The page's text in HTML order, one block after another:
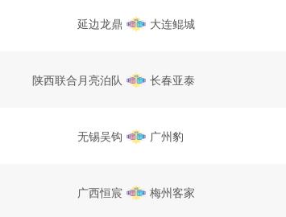
延边龙鼎 大连鲲城
陕西联合月亮泊队 长春亚泰
无锡吴钩 广州豹
广西恒宸 梅州客家